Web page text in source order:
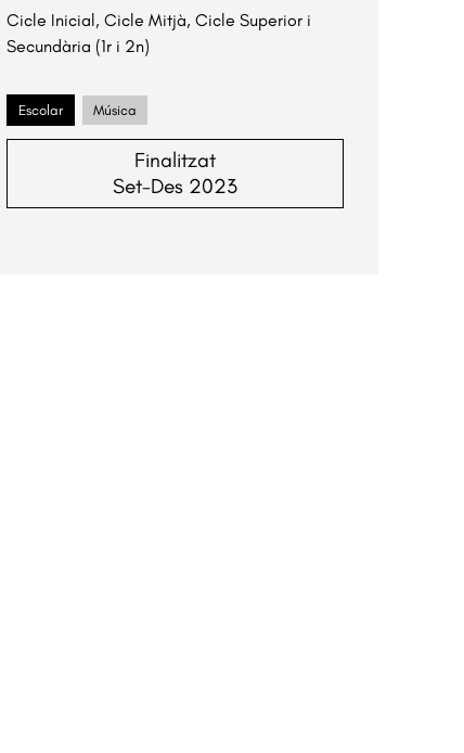
Cicle Inicial, Cicle Mitjà, Cicle Superior i
Secundària (1r i 2n)
Escolar Música
Finalitzat
Set-Des 2023